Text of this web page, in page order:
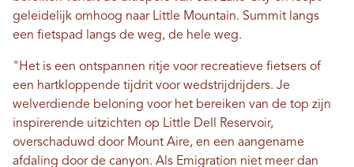
geleidelijk omhoog naar Little Mountain. Summit langs
een fietspad langs de weg, de hele weg.
"Het is een ontspannen ritje voor recreatieve fietsers of
een hartkloppende tijdrit voor wedstrijdrijders. Je
welverdiende beloning voor het bereiken van de top zijn
inspirerende uitzichten op Little Dell Reservoir,
overschaduwd door Mount Aire, en een aangename
afdaling door de canyon. Als Emigration niet meer dan